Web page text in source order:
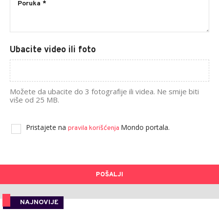
Ubacite video ili foto
Možete da ubacite do 3 fotografije ili videa. Ne smije biti
više od 25 MB.
Pristajete na pravila korišćenja Mondo portala.
POŠALJI
NAJNOVIJE